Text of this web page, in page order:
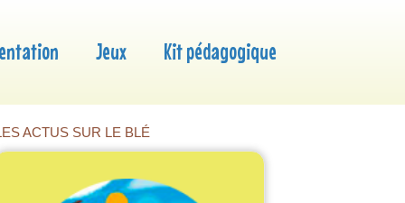
Jeux Kit pédagogique
ACTUS SUR LE BLÉ